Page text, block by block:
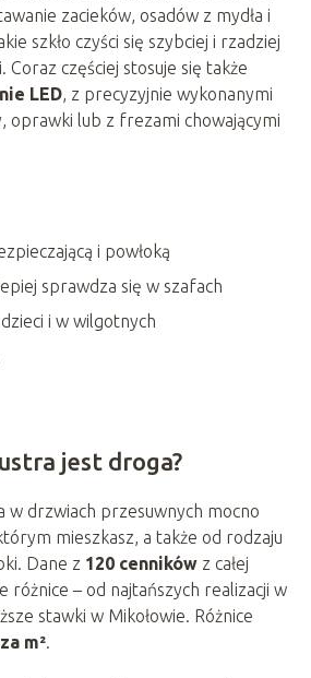
zacieków, osadów z mydła i
szkło czyści się szybciej i rzadziej
Coraz częściej stosuje się także
LED, z precyzyjnie wykonanymi
oprawki lub z frezami chowającymi
i powłoką
sprawdza się w szafach
i w wilgotnych
jest droga?
w drzwiach przesuwnych mocno
mieszkasz, a także od rodzaju
Dane z 120 cennikówz całej
różnice – od najtańszych realizacji w
stawki w Mikołowie. Różnice
m².